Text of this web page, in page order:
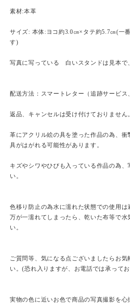
素材:本革
サイズ: 本体:ヨコ約3.0㎝×タテ約5.7㎝(一
す)
写真に写っている 白いスタンドは見本で
配送方法：スマートレター（追跡サービス
返品、キャンセルは受け付けておりません。
革にアクリル絵の具を塗った作品の為、
具がはがれる可能性があります。
キズやシワやひびも入っている作品の為
い。
色移り防止の為水に濡れた状態での使用は
万が一濡れてしまったら、乾いた布等で水
い。
ご質問等、気になる点ございましたらお
い。(恐れ入りますが、お電話では承って
実物の色に近いお色で商品の写真撮影を